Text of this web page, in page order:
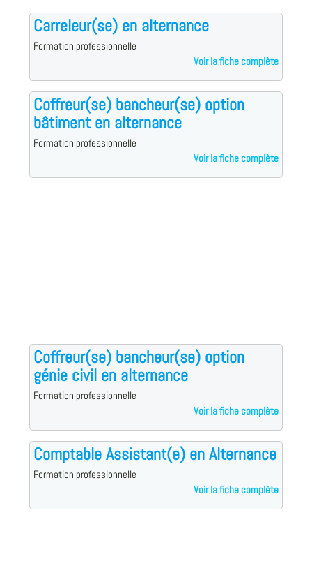
Carreleur(se) en alternance
Formation professionnelle
Voir la fiche complète
Coffreur(se) bancheur(se) option
bâtiment en alternance
Formation professionnelle
Voir la fiche complète
Coffreur(se) bancheur(se) option
génie civil en alternance
Formation professionnelle
Voir la fiche complète
Comptable Assistant(e) en Alternance
Formation professionnelle
Voir la fiche complète